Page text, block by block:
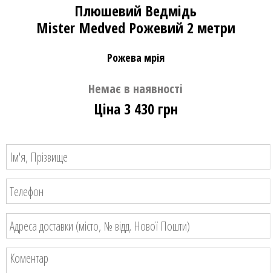
Плюшевий Ведмідь
Mister Medved Рожевий 2 метри
Рожева мрія
Немає в наявності
Ціна 3 430 грн